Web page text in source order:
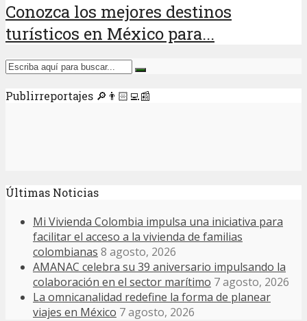
Conozca los mejores destinos
turísticos en México para...
Publirreportajes 🔎👨🏻‍💻📰
Últimas Noticias
Mi Vivienda Colombia impulsa una iniciativa para
facilitar el acceso a la vivienda de familias
colombianas 8 agosto, 2026
AMANAC celebra su 39 aniversario impulsando la
colaboración en el sector marítimo 7 agosto, 2026
La omnicanalidad redefine la forma de planear
viajes en México 7 agosto, 2026